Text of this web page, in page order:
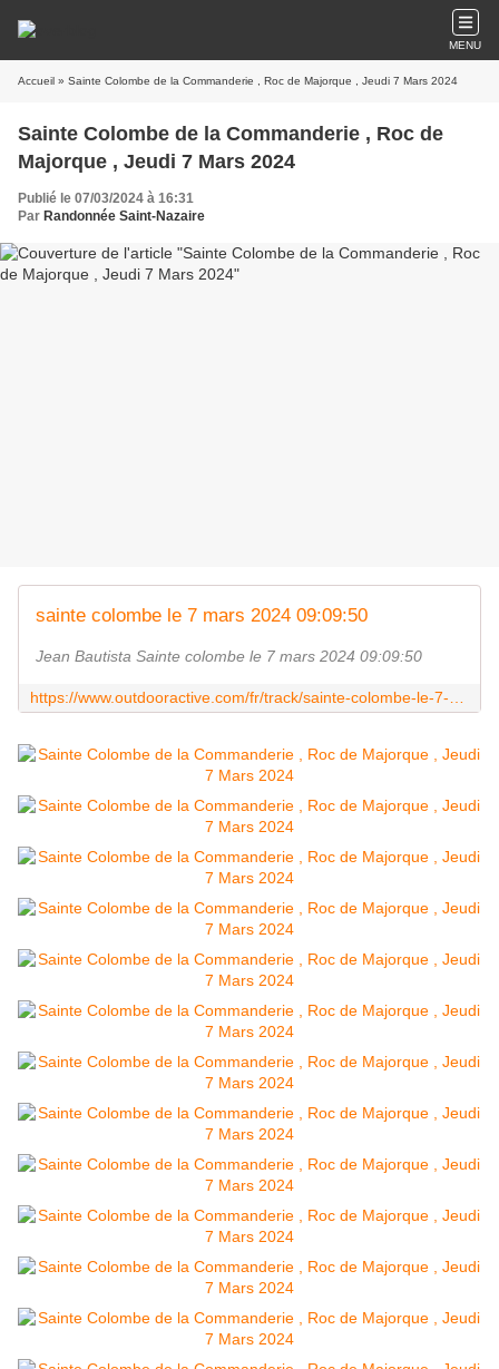
MENU
Accueil » Sainte Colombe de la Commanderie , Roc de Majorque , Jeudi 7 Mars 2024
Sainte Colombe de la Commanderie , Roc de
Majorque , Jeudi 7 Mars 2024
Publié le 07/03/2024 à 16:31
Par Randonnée Saint-Nazaire
sainte colombe le 7 mars 2024 09:09:50
Jean Bautista Sainte colombe le 7 mars 2024 09:09:50